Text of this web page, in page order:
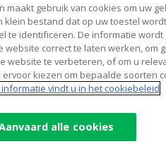
Door te klikken op
maakt gebruik van cookies om uw
klein bestand dat op uw toestel
te identificeren. De informatie
website correct te laten werken, om
website te verbeteren, of om u
ervoor kiezen om bepaalde soorten
vindt u in het cookiebeleid
alle cookies